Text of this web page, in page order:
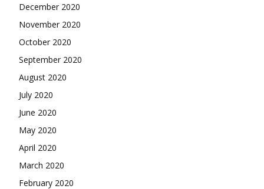
December 2020
November 2020
October 2020
September 2020
August 2020
July 2020
June 2020
May 2020
April 2020
March 2020
February 2020